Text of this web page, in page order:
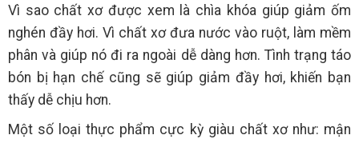
Vì sao chất xơ được xem là chìa khóa giúp giảm ốm
nghén đầy hơi. Vì chất xơ đưa nước vào ruột, làm mềm
phân và giúp nó đi ra ngoài dễ dàng hơn. Tình trạng táo
bón bị hạn chế cũng sẽ giúp giảm đầy hơi, khiến bạn
thấy dễ chịu hơn.
Một số loại thực phẩm cực kỳ giàu chất xơ như: mận